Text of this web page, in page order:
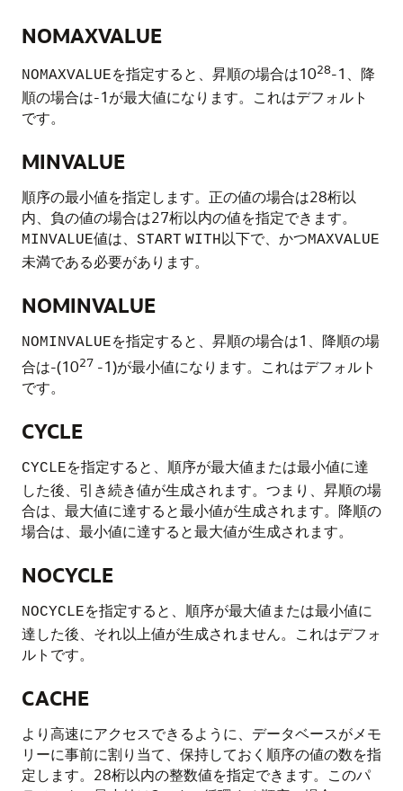
NOMAXVALUE
NOMAXVALUEを指定すると、昇順の場合は1028-1、降
順の場合は-1が最大値になります。これはデフォルト
です。
MINVALUE
順序の最小値を指定します。正の値の場合は28桁以
内、負の値の場合は27桁以内の値を指定できます。
MINVALUE値は、 START WITH以下で、かつMAXVALUE
未満である必要があります。
NOMINVALUE
NOMINVALUEを指定すると、昇順の場合は1、降順の場
合は-(1027 -1)が最小値になります。これはデフォルト
です。
CYCLE
CYCLEを指定すると、順序が最大値または最小値に達
した後、引き続き値が生成されます。つまり、昇順の場
合は、最大値に達すると最小値が生成されます。降順の
場合は、最小値に達すると最大値が生成されます。
NOCYCLE
NOCYCLEを指定すると、順序が最大値または最小値に
達した後、それ以上値が生成されません。これはデフォ
ルトです。
CACHE
より高速にアクセスできるように、データベースがメモ
リーに事前に割り当て、保持しておく順序の値の数を指
定します。28桁以内の整数値を指定できます。このパ